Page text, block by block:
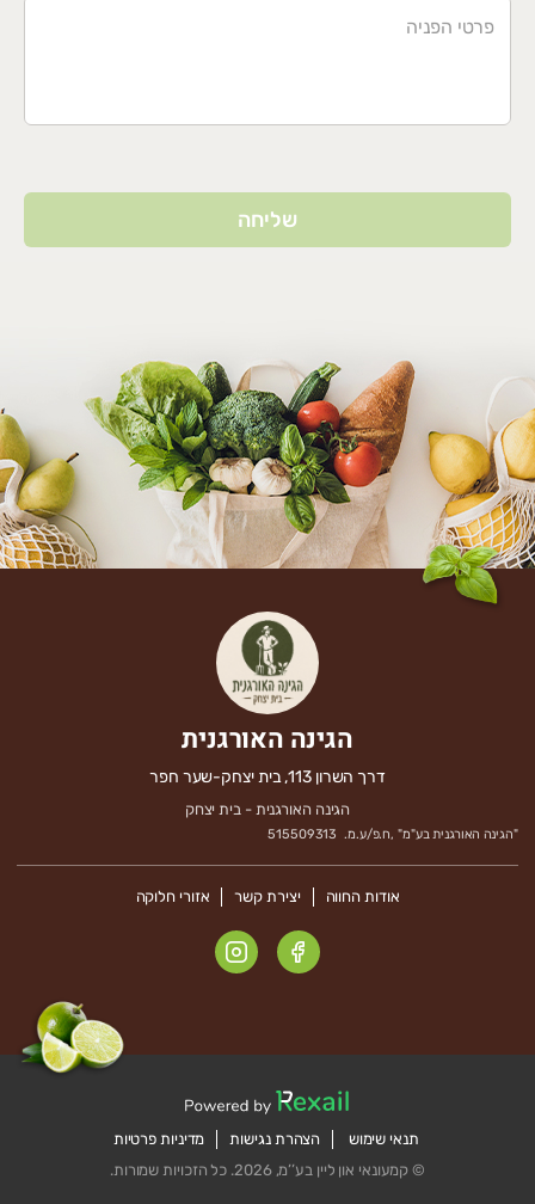
שליחה
הגינה האורגנית
דרך השרון 113, בית יצחק-שער חפר
הגינה האורגנית - בית יצחק
"הגינה האורגנית בע"מ" ,ח.פ/ע.מ. 515509313
אודות החווה יצירת קשר אזורי חלוקה
תנאי שימוש הצהרת נגישות
מדיניות פרטיות
© קמעונאי און ליין בע’’מ, 2026. כל הזכויות שמורות.